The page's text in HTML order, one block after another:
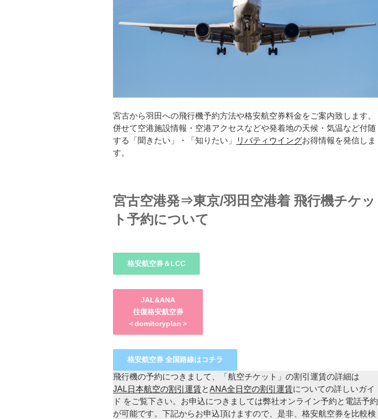
宮古から羽田への飛行機予約方法や格安航空券料金をご案内致します。
併せて空港施設情報・空港アクセスなどや発着地の天候・気温など付随
する「聞きたい」・「知りたい」
リバティウイングお得情報を発信しま
す。
宮古空港発⇒東京/羽田空港着 飛行機チケッ
ト予約について
格安航空券＆LCC
JAL&ANA
往復格安航空券
＜domitoryplan＞
格安航空券 全国路線はコチラ
飛行機の予約につきまして、「航空チケット」の割引運賃の詳細は
JAL日本航空の割引運賃とANA全日空の割引運賃についての詳しいガイ
ド をご覧下さい。お申込につきましては弊社オンライン予約と電話予約
が可能です。下記からお申込頂けますので、是非、格安航空券を比較検